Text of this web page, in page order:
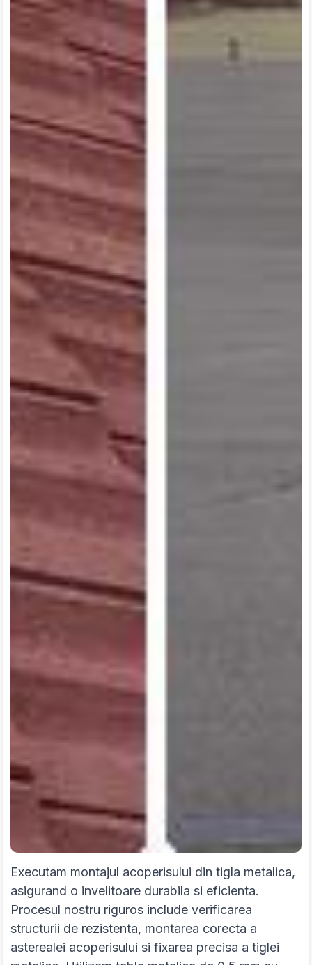
Executam montajul acoperisului din tigla metalica,
asigurand o invelitoare durabila si eficienta.
Procesul nostru riguros include verificarea
structurii de rezistenta, montarea corecta a
asterealei acoperisului si fixarea precisa a tiglei